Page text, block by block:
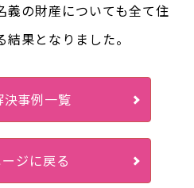
義の財産についても全て住
果となりました。
事例一覧
ジに戻る